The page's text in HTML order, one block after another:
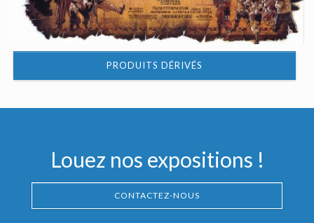
PRODUITS DÉRIVÉS
Louez nos expositions !
CONTACTEZ-NOUS